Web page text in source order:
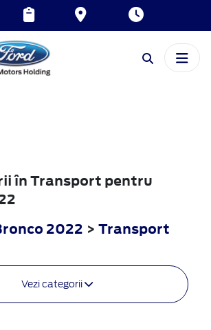
în Transport pentru
2022 > Transport
Vezi categorii